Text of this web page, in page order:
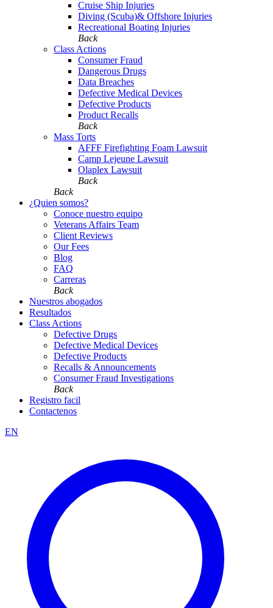
Cruise Ship Injuries
Diving (Scuba)& Offshore Injuries
Recreational Boating Injuries
Back
Class Actions
Consumer Fraud
Dangerous Drugs
Data Breaches
Defective Medical Devices
Defective Products
Product Recalls
Back
Mass Torts
AFFF Firefighting Foam Lawsuit
Camp Lejeune Lawsuit
Olaplex Lawsuit
Back
Back
¿Quien somos?
Conoce nuestro equipo
Veterans Affairs Team
Client Reviews
Our Fees
Blog
FAQ
Carreras
Back
Nuestros abogados
Resultados
Class Actions
Defective Drugs
Defective Medical Devices
Defective Products
Recalls & Announcements
Consumer Fraud Investigations
Back
Registro facil
Contactenos
EN